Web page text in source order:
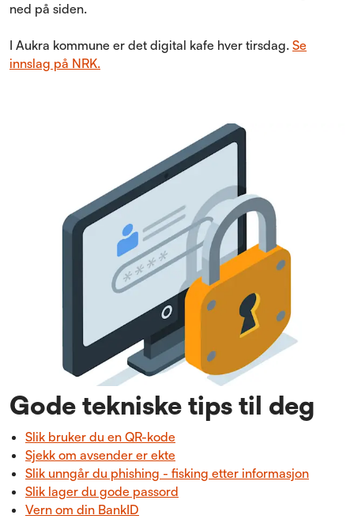
ned på siden.
I Aukra kommune er det digital kafe hver tirsdag. Se
innslag på NRK.
Gode tekniske tips til deg
Slik bruker du en QR-kode
Sjekk om avsender er ekte
Slik unngår du phishing - fisking etter informasjon
Slik lager du gode passord
Vern om din BankID